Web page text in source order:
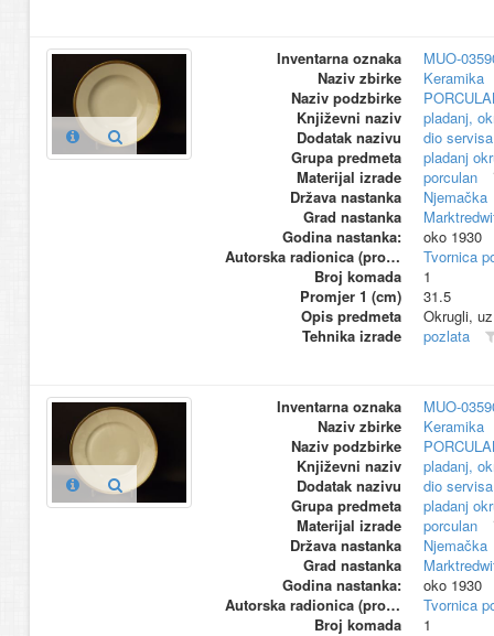
Inventarna oznaka
MUO-
Naziv zbirke
Keramika
Naziv podzbirke
Književni naziv
pladanj,
Dodatak nazivu
dio servisa
Grupa predmeta
pladanj
Materijal izrade
porculan
Država nastanka
Njemačka
Grad nastanka
Godina nastanka:
oko 1930
Autorska radionica (proizvođač)
Tvornica
Broj komada
1
Promjer 1 (cm)
31.5
Opis predmeta
Okrugli,
Tehnika izrade
pozlata
Inventarna oznaka
MUO-
Naziv zbirke
Keramika
Naziv podzbirke
Književni naziv
pladanj,
Dodatak nazivu
dio servisa
Grupa predmeta
pladanj
Materijal izrade
porculan
Država nastanka
Njemačka
Grad nastanka
Godina nastanka:
oko 1930
Autorska radionica (proizvođač)
Tvornica
Broj komada
1